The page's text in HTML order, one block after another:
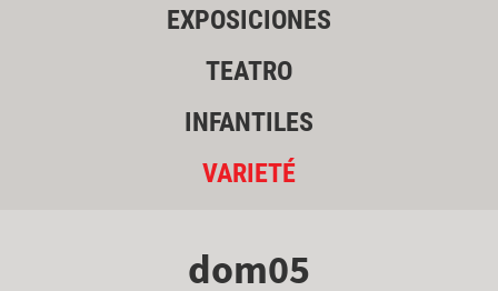
EXPOSICIONES
TEATRO
INFANTILES
VARIETÉ
dom05